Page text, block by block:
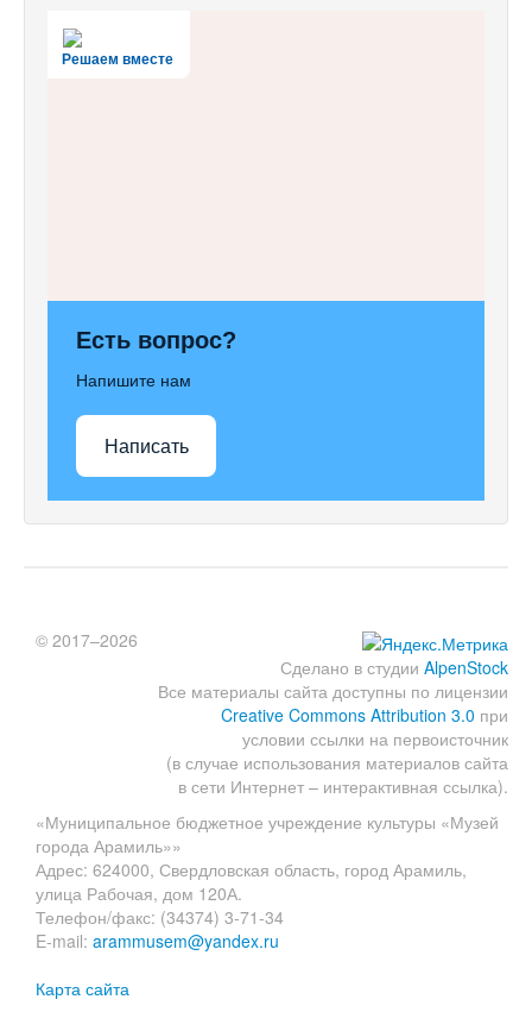
Решаем вместе
Есть вопрос?
Напишите нам
Написать
Сделано в студии AlpenStock
Все материалы сайта доступны по лицензии
Creative Commons Attribution 3.0 при
условии ссылки на первоисточник
(в случае использования материалов сайта
в сети Интернет – интерактивная ссылка).
© 2017–2026
«Муниципальное бюджетное учреждение культуры «Музей
города Арамиль»»
Адрес: 624000, Свердловская область, город Арамиль,
улица Рабочая, дом 120А.
Телефон/факс: (34374) 3-71-34
E-mail: arammusem@yandex.ru
Карта сайта